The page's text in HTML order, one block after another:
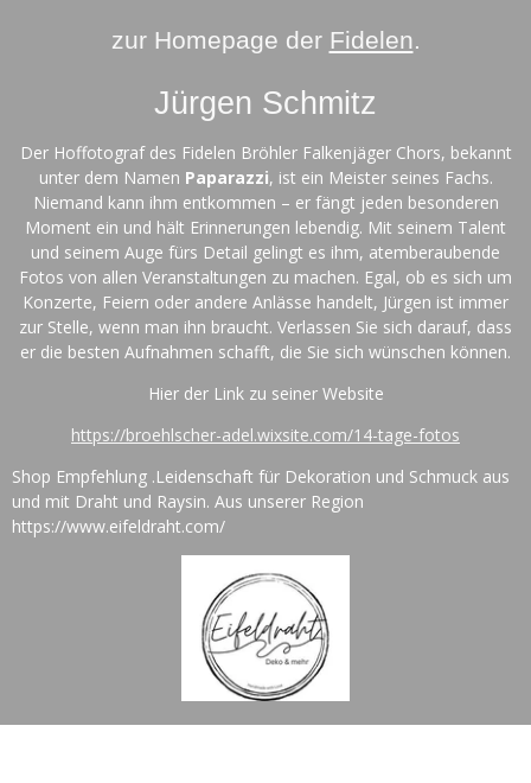
zur Homepage der Fidelen.
Jürgen Schmitz
Der Hoffotograf des Fidelen Bröhler Falkenjäger Chors, bekannt
unter dem Namen Paparazzi, ist ein Meister seines Fachs.
Niemand kann ihm entkommen – er fängt jeden besonderen
Moment ein und hält Erinnerungen lebendig. Mit seinem Talent
und seinem Auge fürs Detail gelingt es ihm, atemberaubende
Fotos von allen Veranstaltungen zu machen. Egal, ob es sich um
Konzerte, Feiern oder andere Anlässe handelt, Jürgen ist immer
zur Stelle, wenn man ihn braucht. Verlassen Sie sich darauf, dass
er die besten Aufnahmen schafft, die Sie sich wünschen können.
Hier der Link zu seiner Website
https://broehlscher-adel.wixsite.com/14-tage-fotos
Shop Empfehlung .Leidenschaft für Dekoration und Schmuck aus
und mit Draht und Raysin. Aus unserer Region
https://www.eifeldraht.com/